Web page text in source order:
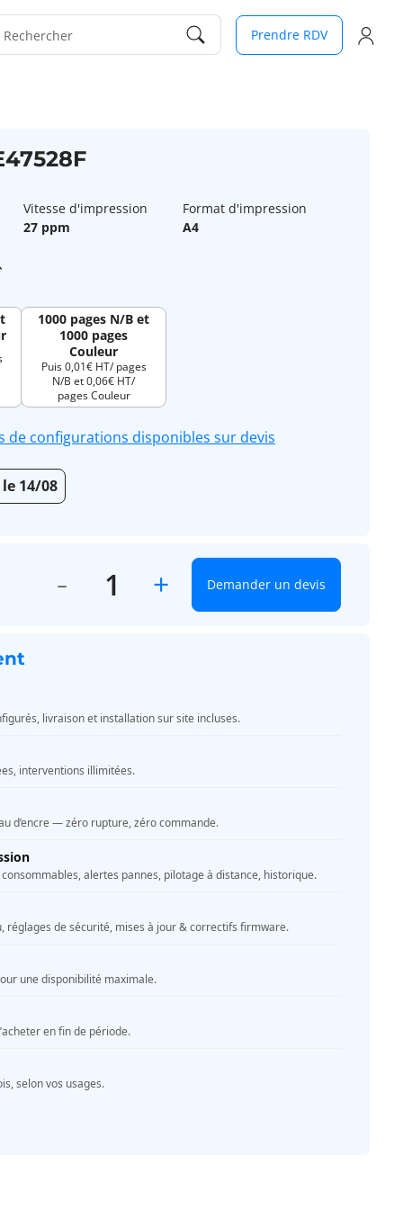
Rechercher Prendre RDV
Vitesse d'impression
27 ppm
Format d'impression
A4
1000 pages N/B et
1000 pages
Couleur
Puis 0,01€ HT/ pages
N/B et 0,06€ HT/
pages Couleur
de configurations disponibles sur devis
14/08
+ Demander un devis
livraison et installation sur site incluses.
interventions illimitées.
d’encre — zéro rupture, zéro commande.
alertes pannes, pilotage à distance, historique.
réglages de sécurité, mises à jour & correctifs firmware.
une disponibilité maximale.
en fin de période.
selon vos usages.